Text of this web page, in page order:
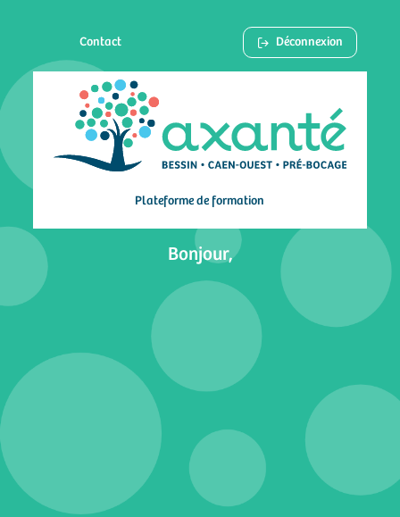
Plateforme de formation
Contact Déconnexion
Bonjour,